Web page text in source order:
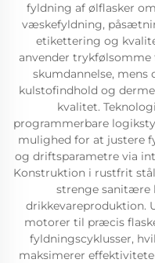
fyldning af ølflasker
væskefyldning,
etikettering og
anvender
skumdannelse,
kulstofindhold og
kvalitet.
programmerbare
mulighed for at justere
og driftsparametre via
Konstruktion i rustfrit
strenge sanitære
drikkevareproduktion.
motorer til præcis
fyldningscyklusser,
maksimerer